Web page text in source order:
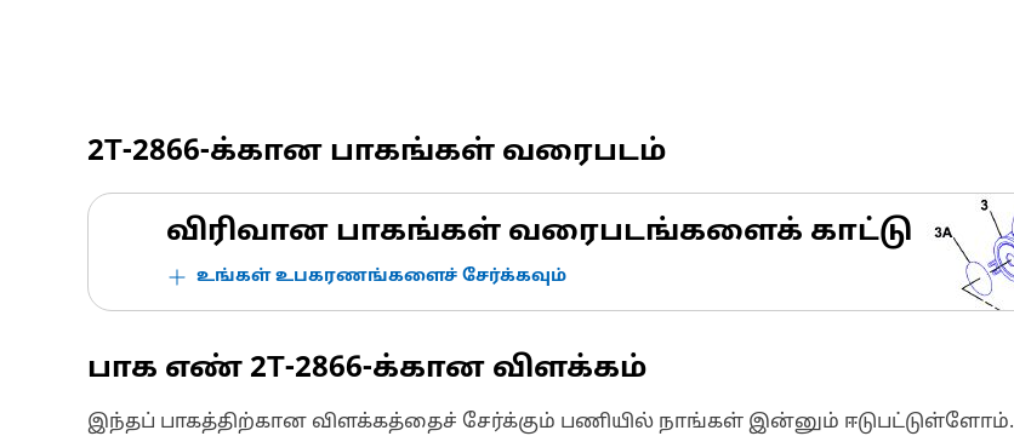
2T-2866-க்கான பாகங்கள் வரைபடம்
விரிவான பாகங்கள் வரைபடங்களைக் காட்டு
உங்கள் உபகரணங்களைச் சேர்க்கவும்
பாக எண் 2T-2866-க்கான விளக்கம்
இந்தப் பாகத்திற்கான விளக்கத்தைச் சேர்க்கும் பணியில் நாங்கள் இன்னும் ஈடுபட்டுள்ளோம்.